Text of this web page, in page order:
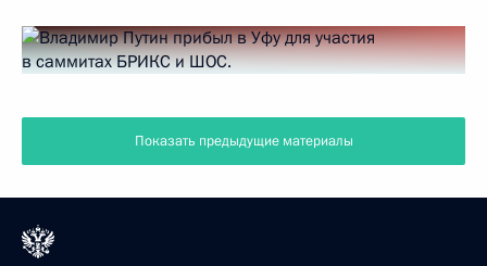
Показать предыдущие материалы